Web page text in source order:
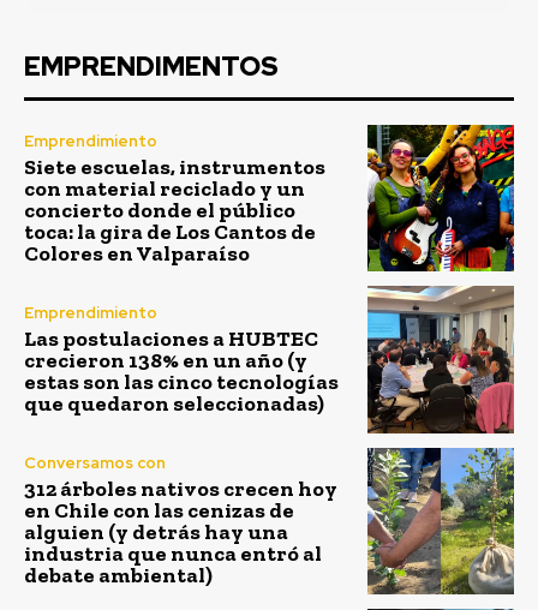
EMPRENDIMENTOS
Emprendimiento
Siete escuelas, instrumentos
con material reciclado y un
concierto donde el público
toca: la gira de Los Cantos de
Colores en Valparaíso
Emprendimiento
Las postulaciones a HUBTEC
crecieron 138% en un año (y
estas son las cinco tecnologías
que quedaron seleccionadas)
Conversamos con
312 árboles nativos crecen hoy
en Chile con las cenizas de
alguien (y detrás hay una
industria que nunca entró al
debate ambiental)